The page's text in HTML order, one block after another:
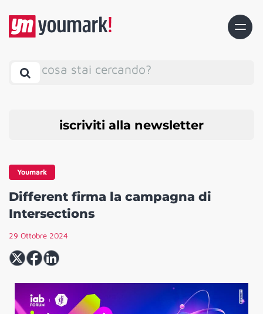
cosa stai cercando?
iscriviti alla newsletter
Youmark
Different firma la campagna di
Intersections
29 Ottobre 2024